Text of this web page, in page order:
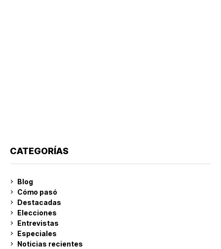
CATEGORÍAS
Blog
Cómo pasó
Destacadas
Elecciones
Entrevistas
Especiales
Noticias recientes